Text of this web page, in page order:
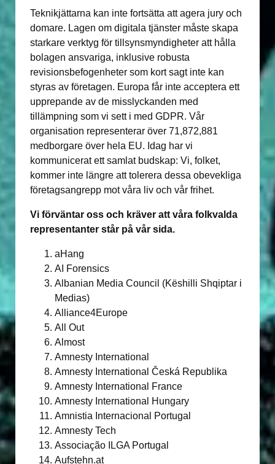
Teknikjättarna kan inte fortsätta att agera jury och
domare. Lagen om digitala tjänster måste skapa
starkare verktyg för tillsynsmyndigheter att hålla
bolagen ansvariga, inklusive robusta
revisionsbefogenheter som kort sagt inte kan
styras av företagen. Europa får inte acceptera ett
upprepande av de misslyckanden med
tillämpning som vi sett i med GDPR. Vår
organisation representerar över 71,872,881
medborgare över hela EU. Idag har vi
kommunicerat ett samlat budskap: Vi, folket,
kommer inte längre att tolerera dessa obevekliga
företagsangrepp mot våra liv och vår frihet.
Vi förväntar oss och kräver att våra folkvalda
representanter står på vår sida.
aHang
AI Forensics
Albanian Media Council (Këshilli Shqiptar i
Medias)
Alliance4Europe
All Out
Almost
Amnesty International
Amnesty International Česká Republika
Amnesty International France
Amnesty International Hungary
Amnistia Internacional Portugal
Amnesty Tech
Associação ILGA Portugal
Aufstehn.at